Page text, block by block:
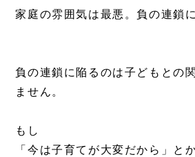
家庭の雰囲気は最悪。負の連鎖
負の連鎖に陥るのは子どもとの
ません。
もし
「今は子育てが大変だから」と